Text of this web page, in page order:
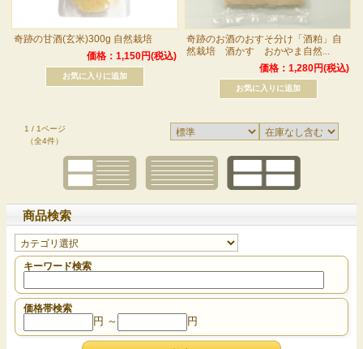
奇跡の甘酒(玄米)300g 自然栽培
価格：1,150円(税込)
奇跡のお酒のおすそ分け「酒粕」自
然栽培 酒かす おかやま自然...
価格：1,280円(税込)
1 / 1ページ
（全4件）
商品検索
キーワード検索
価格帯検索
円 ～ 円